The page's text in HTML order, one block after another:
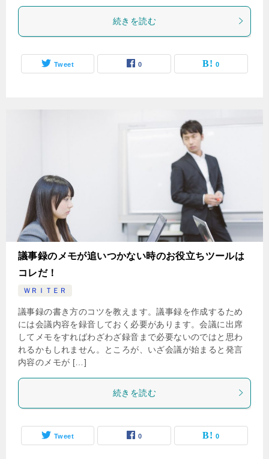
続きを読む
Tweet 0 0
議事録のメモが追いつかない時のお役立ちツールは
コレだ！
ＷＲＩＴＥＲ
議事録の書き方のコツを教えます。議事録を作成するため
には会議内容を録音しておく必要があります。会議に出席
してメモをすればわざわざ録音まで必要ないのではと思わ
れるかもしれません。ところが、いざ会議が始まると発言
内容のメモが […]
続きを読む
Tweet 0 0